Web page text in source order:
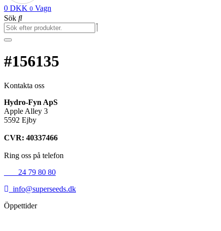
0 DKK 0 Vagn
Sök
#156135
Kontakta oss
Hydro-Fyn ApS
Apple Alley 3
5592 Ejby
CVR: 40337466
Ring oss på telefon
24 79 80 80
info@superseeds.dk
Öppettider